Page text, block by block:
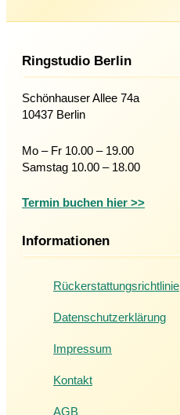
Ringstudio Berlin
Schönhauser Allee 74a
10437 Berlin
Mo – Fr 10.00 – 19.00
Samstag 10.00 – 18.00
Termin buchen hier >>
Informationen
Rückerstattungsrichtlinie
Datenschutzerklärung
Impressum
Kontakt
AGB